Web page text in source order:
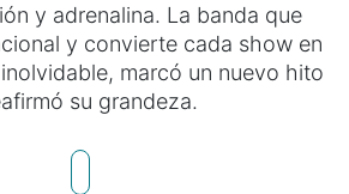
y adrenalina. La banda que
y convierte cada show en
marcó un nuevo hito
su grandeza.